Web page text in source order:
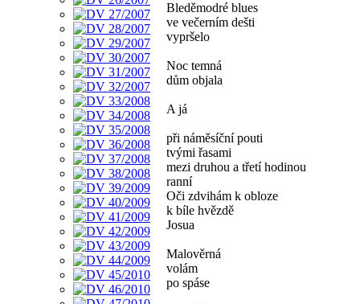
Bleděmodré blues
ve večerním dešti
vypršelo
Noc temná
dům objala
A já
při náměsíční pouti
tvými řasami
mezi druhou a třetí hodinou
ranní
Oči zdvihám k obloze
k bíle hvězdě
Josua
Malověrná
volám
po spáse